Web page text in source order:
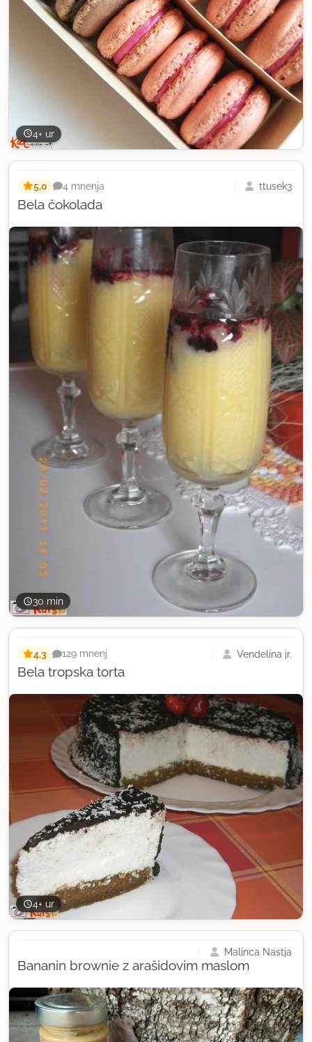
4+ ur
30 min
Bela čokolada
5,0 4 mnenja ttusek3
4+ ur
Bela tropska torta
4,3 129 mnenj Vendelina jr.
Bananin brownie z arašidovim maslom
Malinca Nastja